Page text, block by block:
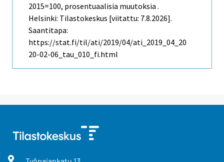
2015=100, prosentuaalisia muutoksia .
Helsinki: Tilastokeskus [viitattu: 7.8.2026].
Saantitapa:
https://stat.fi/til/ati/2019/04/ati_2019_04_20
20-02-06_tau_010_fi.html